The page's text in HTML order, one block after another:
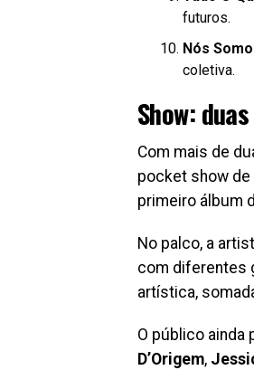
futuros.
Nós
coletiva.
Show:
Com mais de
pocket show
primeiro álbum
No palco, a
com diferentes
artística,
O público
D’Origem,